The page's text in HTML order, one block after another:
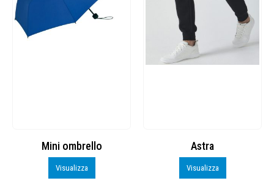
Mini ombrello
Visualizza
Astra
Visualizza